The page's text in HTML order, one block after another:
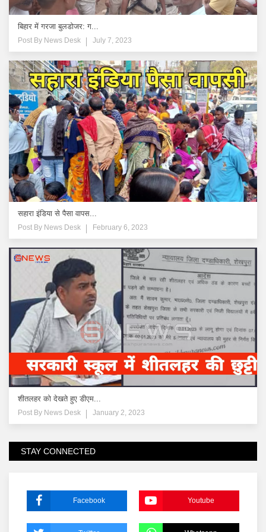
बिहार में गरजा बुलडोजर: ग...
Post By News Desk July 7, 2023
सहारा इंडिया से पैसा वापस...
Post By News Desk February 6, 2023
शीतलहर को देखते हुए डीएम...
Post By News Desk January 2, 2023
STAY CONNECTED
Facebook Youtube